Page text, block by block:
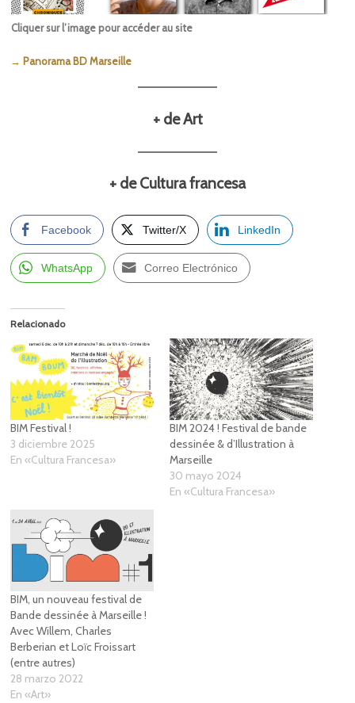
Cliquer sur l’image pour accéder au site
→ Panorama BD Marseille
+ de Art
+ de Cultura francesa
Facebook Twitter/X LinkedIn
WhatsApp Correo Electrónico
Relacionado
BIM Festival !
3 diciembre 2025
En «Cultura Francesa»
BIM 2024 ! Festival de bande
dessinée & d’Illustration à
Marseille
30 mayo 2024
En «Cultura Francesa»
BIM, un nouveau festival de
Bande dessinée à Marseille !
Avec Willem, Charles
Berberian et Loïc Froissart
(entre autres)
28 marzo 2022
En «Art»